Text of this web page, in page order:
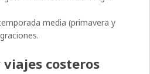
media (primavera y
costeros